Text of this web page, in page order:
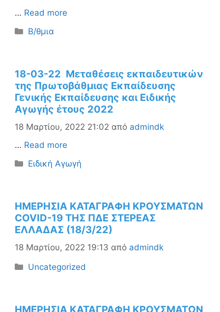
… Read more
Κατηγορίες
Β/θμια
18-03-22 Μεταθέσεις εκπαιδευτικών
της Πρωτοβάθμιας Εκπαίδευσης
Γενικής Εκπαίδευσης και Ειδικής
Αγωγής έτους 2022
18 Μαρτίου, 2022 21:02 από admindk
… Read more
Κατηγορίες
Ειδική Αγωγή
ΗΜΕΡΗΣΙΑ ΚΑΤΑΓΡΑΦΗ ΚΡΟΥΣΜΑΤΩΝ
COVID-19 ΤΗΣ ΠΔΕ ΣΤΕΡΕΑΣ
ΕΛΛΑΔΑΣ (18/3/22)
18 Μαρτίου, 2022 19:13 από admindk
Κατηγορίες
Uncategorized
ΗΜΕΡΗΣΙΑ ΚΑΤΑΓΡΑΦΗ ΚΡΟΥΣΜΑΤΩΝ